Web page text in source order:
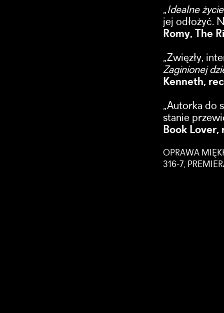
„Idealne życie
jej odłożyć.
Romy, The
„Zwięzły,
Zaginionej
Kenneth,
„Autorka do
stanie
Book Lover,
OPRAWA
316-7,